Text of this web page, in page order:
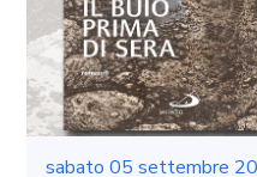
sabato 05 settembre